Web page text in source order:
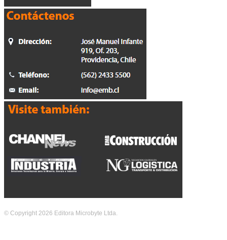
© Copyright 2026 Editora Microbyte Ltda.